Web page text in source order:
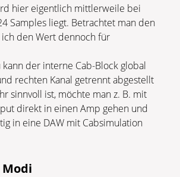
hier eigentlich mittlerweile bei
Samples liegt. Betrachtet man den
ich den Wert dennoch für
der interne Cab-Block global
rechten Kanal getrennt abgestellt
sinnvoll ist, möchte man z. B. mit
direkt in einen Amp gehen und
in eine DAW mit Cabsimulation